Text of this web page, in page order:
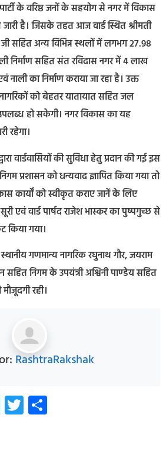
के वरिष्ठ जनों के सहयोग से नगर में विकास
है। जिसके तहत आज वार्ड स्थित श्रीमती
सहित अन्य विभिन्न स्थलों में लगभग 27.98
निर्माण सहित संत रविदास नगर में 4 लाख
का निर्माण कराया जा रहा है। उक्त
नागरिकों को बेहतर यातायात सहित जल
हो सकेगी। नगर विकास का यह
रहेगा।
वार्डवासियों की सुविधा हेतु प्रदान की गई इस
प्रशासन को धन्यवाद ज्ञापित किया गया तो
कार्यों को स्वीकृत कराए जानें के लिए
सूरी एवं वार्ड पार्षद राजेश भास्कर का पुष्पगुच्छ से
किया गया।
गणमान्य नागरिक रघुनाथ गौर, जयराम
सहित निगम के उपयंत्री अश्विनी पाण्डेय सहित
रही।
RashtraRakshak
Telegram
Twitter